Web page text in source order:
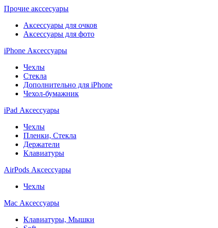
Прочие акссесуары
Аксессуары для очков
Аксессуары для фото
iPhone Аксессуары
Чехлы
Стекла
Дополнительно для iPhone
Чехол-бумажник
iPad Аксессуары
Чехлы
Пленки, Стекла
Держатели
Клавиатуры
AirPods Аксессуары
Чехлы
Mac Аксессуары
Клавиатуры, Мышки